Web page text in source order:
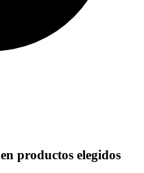
en productos elegidos